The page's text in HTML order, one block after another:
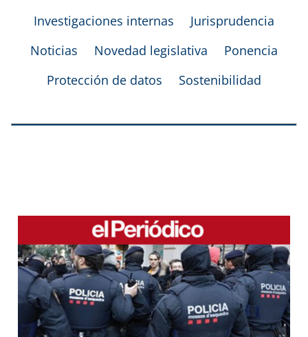
Investigaciones internas
Jurisprudencia
Noticias
Novedad legislativa
Ponencia
Protección de datos
Sostenibilidad